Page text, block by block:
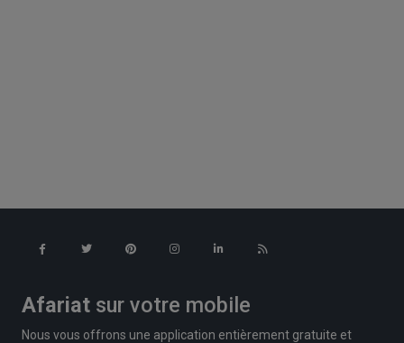
Afariat sur votre mobile
Nous vous offrons une application entièrement gratuite et